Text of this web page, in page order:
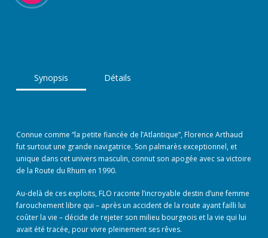
Synopsis Détails
Connue comme “la petite fiancée de l’Atlantique”, Florence Arthaud
fut surtout une grande navigatrice. Son palmarès exceptionnel, et
unique dans cet univers masculin, connut son apogée avec sa victoire
de la Route du Rhum en 1990.
Au-delà de ces exploits, FLO raconte l’incroyable destin d’une femme
farouchement libre qui – après un accident de la route ayant failli lui
coûter la vie – décide de rejeter son milieu bourgeois et la vie qui lui
avait été tracée, pour vivre pleinement ses rêves.